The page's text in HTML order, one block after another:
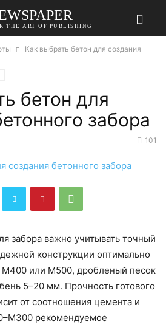
THE ART OF PUBLISHING
Как выбрать бетон для создания
бетон для
забора
101
забора важно учитывать точный
конструкции оптимально
М400 или М500, дробленый песок
5–20 мм. Прочность готового
от соотношения цемента и
рекомендуемое